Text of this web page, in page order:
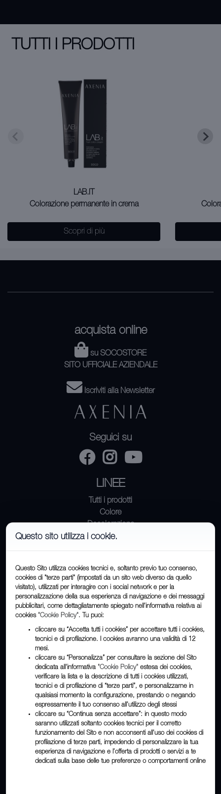
TUTTI I PRODOTTI
LAB.IT
Colorazione permanente in crema
Scopri di più
acquista online
su SOCOSTORE
SITO UFFICIALE AZIENDALE
Iscriviti alla Newsletter
Seguici su
LINEE
Tutti i prodotti
Colore
Decolorazione
Forma
DOVE SIAMO
Via San Francesco D'Assisi 14, Torino
CONTATTI
+39 011 5625525
MAIL
info@axenia.it
INFO LEGALI
Brand Privacy Note Legali Cookie Policy Banner Cookie
(C) accessibilita
Questo sito utilizza i cookie.
Questo Sito utilizza cookies tecnici e, soltanto previo tuo consenso,
cookies di "terze parti" (impostati da un sito web diverso da quello
visitato), utilizzati per interagire con i social network e per la
personalizzazione della sua esperienza di navigazione e dei messaggi
pubblicitari, come dettagliatamente spiegato nell’informativa relativa ai
cookies "Cookie Policy". Tu puoi:
cliccare su “Accetta tutti i cookies” per accettare tutti i cookies,
tecnici e di profilazione. I cookies avranno una validità di 12
mesi.
cliccare su “Personalizza” per consultare la sezione del Sito
dedicata all'informativa "Cookie Policy" estesa dei cookies,
verificare la lista e la descrizione di tutti i cookies utilizzati,
tecnici e di profilazione di “terze parti”, e personalizzarne in
qualsiasi momento la configurazione, prestando o negando
espressamente il tuo consenso all’utilizzo degli stessi
cliccare su “Continua senza accettare”: in questo modo
saranno utilizzati soltanto cookies tecnici per il corretto
funzionamento del Sito e non acconsenti all’uso dei cookies di
profilazione di terze parti, impedendo di personalizzare la tua
esperienza di navigazione e l’offerta di prodotti o servizi a te
dedicati sulla base delle tue preferenze o comportamenti online